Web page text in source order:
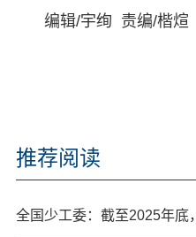
编辑/宇绚 责编/楷煊
推荐阅读
全国少工委：截至2025年底